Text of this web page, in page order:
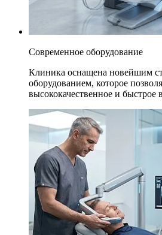
Современное оборудование
Клиника оснащена новейшим
оборудованием, которое
высококачественное и